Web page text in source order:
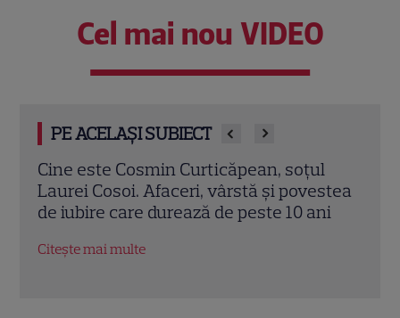
Cel mai nou VIDEO
PE ACELAȘI SUBIECT
O mai ții minte pe mama lui Stifler din
„American Pie”? Jennifer Coolidge, la 64
de ani, dezvăluie greșeala pe care o